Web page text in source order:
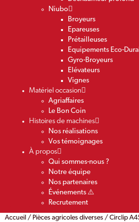
Niubo
Broyeurs
Epareuses
Prétailleuses
Equipements Eco-
Gyro-Broyeurs
Elévateurs
Vignes
Matériel occasion
Agriaffaires
Le Bon Coin
Histoires de machines
Nos réalisations
Vos témoignages
À propos
Qui sommes-nous ?
Notre équipe
Nos partenaires
Événements ⚠️
Recrutement
Accueil / Pièces agricoles diverses / Circlip